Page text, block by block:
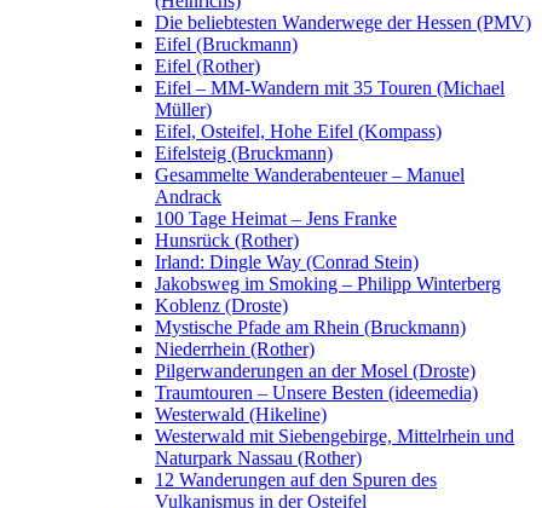
Die beliebtesten Wanderwege der Hessen (PMV)
Eifel (Bruckmann)
Eifel (Rother)
Eifel – MM-Wandern mit 35 Touren (Michael
Müller)
Eifel, Osteifel, Hohe Eifel (Kompass)
Eifelsteig (Bruckmann)
Gesammelte Wanderabenteuer – Manuel
Andrack
100 Tage Heimat – Jens Franke
Hunsrück (Rother)
Irland: Dingle Way (Conrad Stein)
Jakobsweg im Smoking – Philipp Winterberg
Koblenz (Droste)
Mystische Pfade am Rhein (Bruckmann)
Niederrhein (Rother)
Pilgerwanderungen an der Mosel (Droste)
Traumtouren – Unsere Besten (ideemedia)
Westerwald (Hikeline)
Westerwald mit Siebengebirge, Mittelrhein und
Naturpark Nassau (Rother)
12 Wanderungen auf den Spuren des
Vulkanismus in der Osteifel